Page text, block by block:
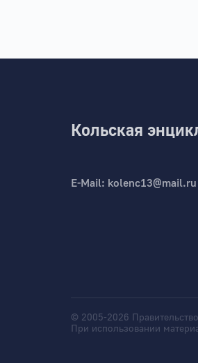
Кольская
E-Mail: kolenc13@mail.ru
© 2005-2026
При использовании